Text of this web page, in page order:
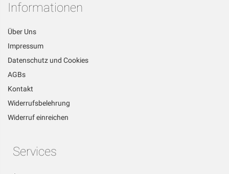
an:
Informationen
Über Uns
Impressum
Datenschutz und Cookies
AGBs
Kontakt
Widerrufsbelehrung
Widerruf einreichen
Services